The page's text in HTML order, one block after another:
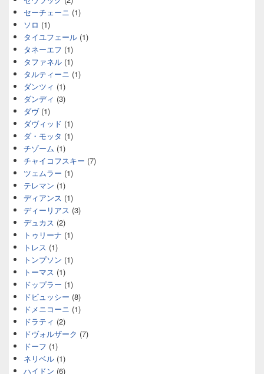
セーチェーニ (1)
ソロ (1)
タイユフェール (1)
タネーエフ (1)
タファネル (1)
タルティーニ (1)
ダンツィ (1)
ダンディ (3)
ダヴ(1)
ダヴィッド (1)
ダ・モッタ (1)
チゾーム (1)
チャイコフスキー (7)
ツェムラー (1)
テレマン (1)
ディアンス (1)
ディーリアス (3)
デュカス (2)
トゥリーナ (1)
トレス (1)
トンプソン (1)
トーマス (1)
ドップラー (1)
ドビュッシー (8)
ドメニコーニ (1)
ドラティ (2)
ドヴォルザーク (7)
ドーフ (1)
ネリベル (1)
ハイドン (6)